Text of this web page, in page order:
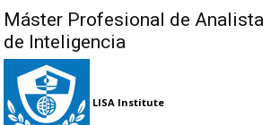
Máster Profesional de Analista
de Inteligencia
LISA Institute